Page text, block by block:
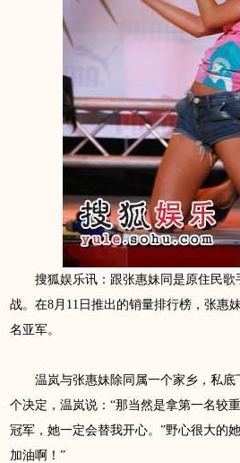
搜狐娱乐讯：跟张惠妹同是原住民歌
战。在8月11日推出的销量排行榜，张惠
名亚军。
温岚与张惠妹除同属一个家乡，私底
个决定，温岚说：“那当然是拿第一名较
冠军，她一定会替我开心。”野心很大的
加油啊！”